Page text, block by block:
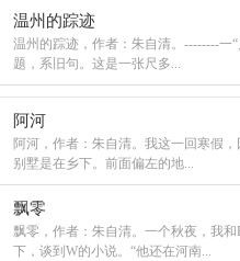
她没有选择的权利，童话城
当一个独孤的人带着
于孤独的电影。这是对爱情
游离的魂魄，在这个本属于
自己的万千红尘！芸芸众生
演绎着只属于别人的故事。
看着她笑，看着她哭
温州的踪迹
温州的踪迹，作者：朱自清。--------
题，系旧句。这是一张尺多...
阿河
阿河，作者：朱自清。我这一回寒假
别墅是在乡下。前面偏左的地...
飘零
飘零，作者：朱自清。一个秋夜，我
下，谈到W的小说。“他还在河南...